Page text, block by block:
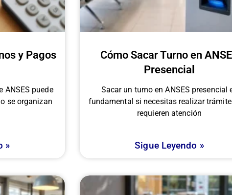
y Pagos
ANSES puede
se organizan
»
Cómo Sacar Turno en
Presencial
Sacar un turno en ANSES presencial
fundamental si necesitas realizar
requieren atención
Sigue Leyendo »